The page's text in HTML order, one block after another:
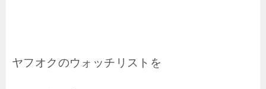
ヤフオクのウォッチリストを